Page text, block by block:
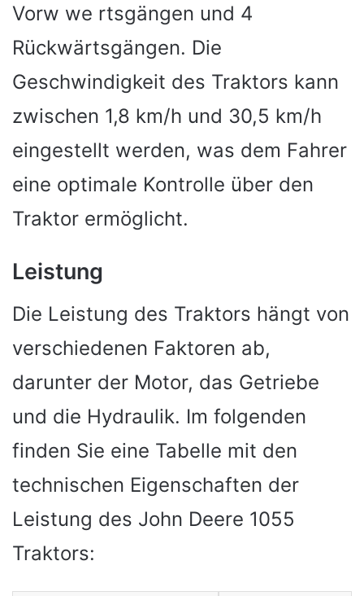
Vorw we rtsgängen und 4
Rückwärtsgängen. Die
Geschwindigkeit des Traktors kann
zwischen 1,8 km/h und 30,5 km/h
eingestellt werden, was dem Fahrer
eine optimale Kontrolle über den
Traktor ermöglicht.
Leistung
Die Leistung des Traktors hängt von
verschiedenen Faktoren ab,
darunter der Motor, das Getriebe
und die Hydraulik. Im folgenden
finden Sie eine Tabelle mit den
technischen Eigenschaften der
Leistung des John Deere 1055
Traktors: